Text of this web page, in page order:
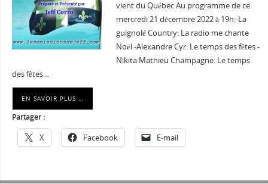
vient du Québec Au programme de ce
mercredi 21 décembre 2022 à 19h:-La
guignolé Country: La radio me chante
Noël -Alexandre Cyr: Le temps des fêtes -
Nikita Mathieu Champagne: Le temps
des fêtes…
EN SAVOIR PLUS …
Partager :
X Facebook E-mail